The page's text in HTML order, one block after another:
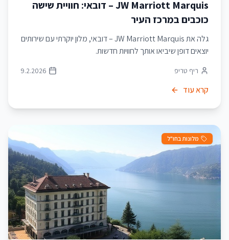
JW Marriott Marquis – דובאי: חוויית שישה
כוכבים במרכז העיר
גלה את JW Marriott Marquis – דובאי, מלון יוקרתי עם שירותים
יוצאים דופן שיביאו אותך לחוויות חדשות.
ריף טריפ 9.2.2026
קרא עוד
מלונות בחו"ל